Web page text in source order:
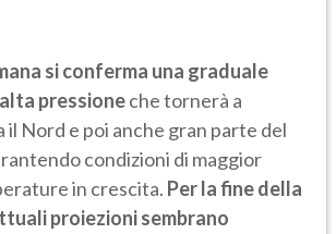
si conferma una graduale
pressioneche tornerà a
il Nord e poi anche gran parte del
condizioni di maggior
in crescita. Per la fine della
proiezioni sembrano